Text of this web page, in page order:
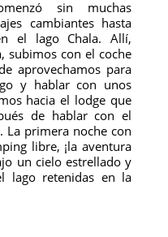
sin muchas
cambiantes hasta
el lago Chala. Allí,
subimos con el coche
aprovechamos para
y hablar con unos
hacia el lodge que
de hablar con el
La primera noche con
libre, ¡la aventura
un cielo estrellado y
lago retenidas en la